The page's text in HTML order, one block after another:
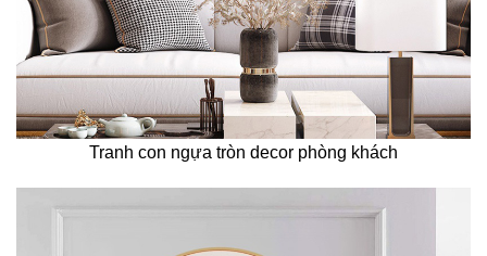
Tranh con ngựa tròn decor phòng khách